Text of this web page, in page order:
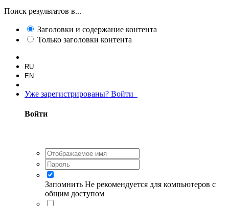
Поиск результатов в...
Заголовки и содержание контента
Только заголовки контента
RU
EN
Уже зарегистрированы? Войти
Войти
Запомнить Не рекомендуется для компьютеров с
общим доступом